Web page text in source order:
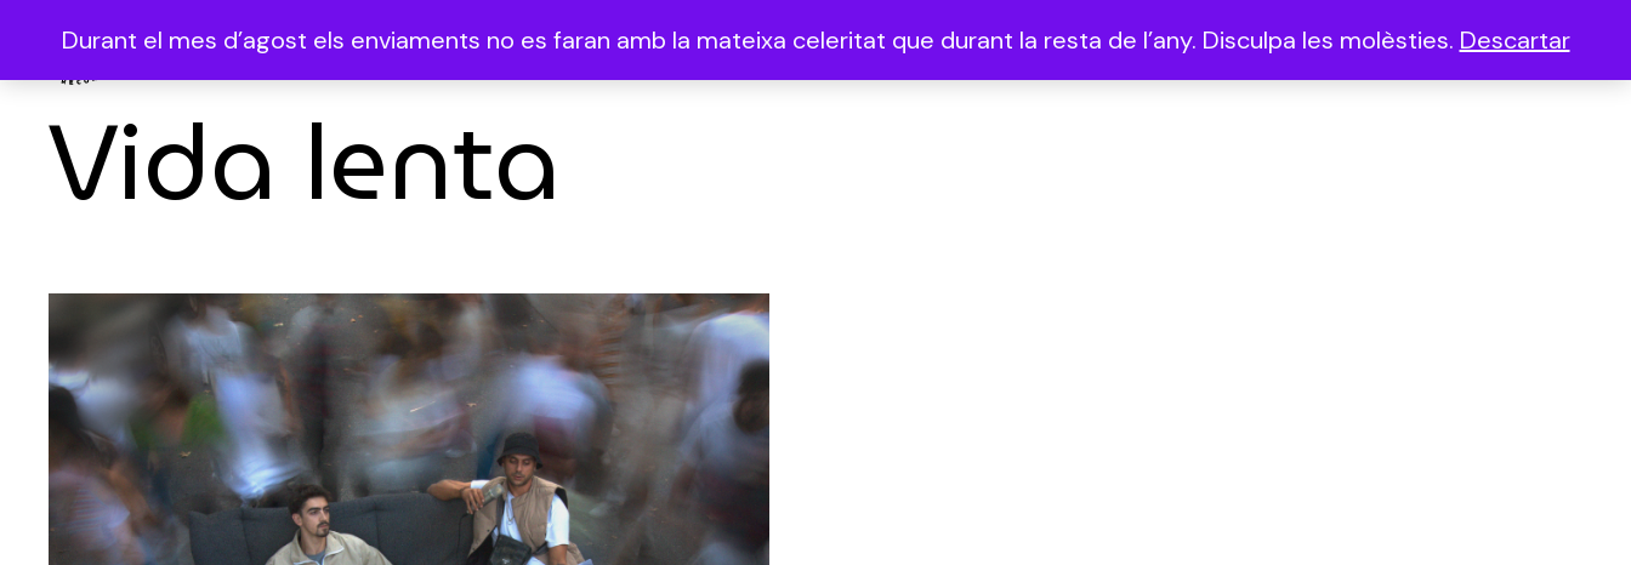
(0)
Vida lenta
Durant el mes d’agost els enviaments no es faran amb la mateixa celeritat que durant la resta de l’any. Disculpa les molèsties. Descartar